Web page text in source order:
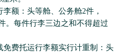
：头等舱、公务舱2件，
。每件行李三边之和不得超过
费托运行李额实行计重制：头